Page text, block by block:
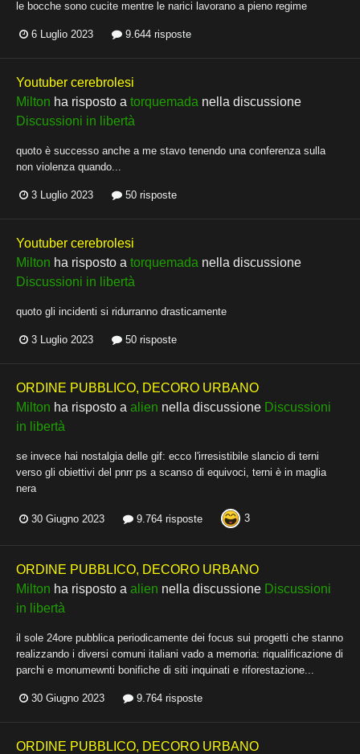
le bocche sono cucite mentre le narici lavorano a pieno regime
6 Luglio 2023 9.644 risposte
Youtuber cerebrolesi
Milton ha risposto a torquemada nella discussione
Discussioni in libertà
quoto è successo anche a me stavo tenendo una conferenza sulla
non violenza quando...
3 Luglio 2023 50 risposte
Youtuber cerebrolesi
Milton ha risposto a torquemada nella discussione
Discussioni in libertà
quoto gli incidenti si ridurranno drasticamente
3 Luglio 2023 50 risposte
ORDINE PUBBLICO, DECORO URBANO
Milton ha risposto a alien nella discussione Discussioni
in libertà
se invece hai nostalgia delle gif: ecco l'irresistibile slancio di terni
verso gli obiettivi del pnrr ps a scanso di equivoci, terni è in maglia
nera
30 Giugno 2023 9.764 risposte 3
ORDINE PUBBLICO, DECORO URBANO
Milton ha risposto a alien nella discussione Discussioni
in libertà
il sole 24ore pubblica periodicamente dei focus sui progetti che stanno
realizzando i diversi comuni italiani vado a memoria: riqualificazione di
parchi e monumewnti bonifiche di siti inquinati e riforestazione...
30 Giugno 2023 9.764 risposte
ORDINE PUBBLICO, DECORO URBANO